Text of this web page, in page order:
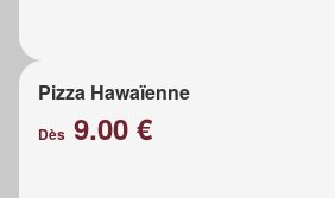
Pizza Hawaïenne
Dès 9.00 €